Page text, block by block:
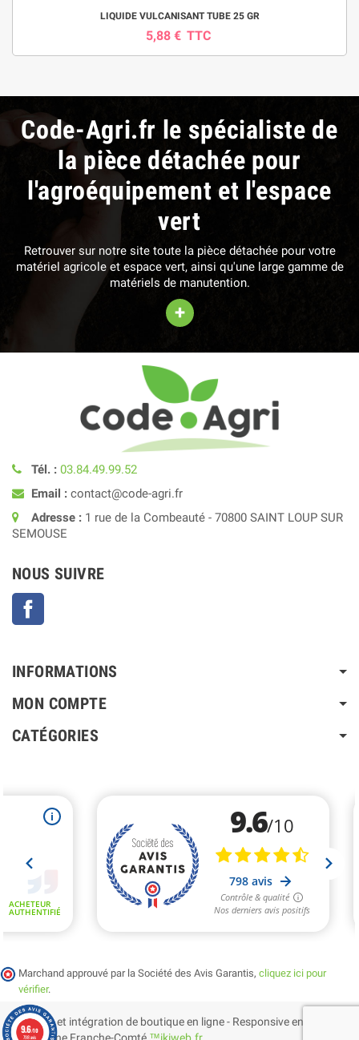
LIQUIDE VULCANISANT TUBE 25 GR
5,88 € TTC
Code-Agri.fr le spécialiste de
la pièce détachée pour
l'agroéquipement et l'espace
vert
Retrouver sur notre site toute la pièce détachée pour votre
matériel agricole et espace vert, ainsi qu'une large gamme de
matériels de manutention.
+
Tél. : 03.84.49.99.52
Email : contact@code-agri.fr
Adresse : 1 rue de la Combeauté - 70800 SAINT LOUP SUR
SEMOUSE
NOUS SUIVRE
INFORMATIONS
MON COMPTE
CATÉGORIES
Marchand approuvé par la Société des Avis Garantis, cliquez ici pour
vérifier.
Création et intégration de boutique en ligne - Responsive en
9.6/10
798 avis